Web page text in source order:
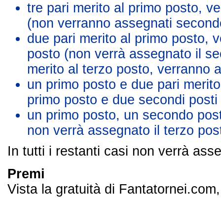
tre pari merito al primo posto,
(non verranno assegnati
due pari merito al primo posto,
posto (non verrà assegnato il
merito al terzo posto, verranno
un primo posto e due pari
primo posto e due secondi
un primo posto, un secondo
non verrà assegnato il terzo
In tutti i restanti casi non verrà
Premi
Vista la gratuità di